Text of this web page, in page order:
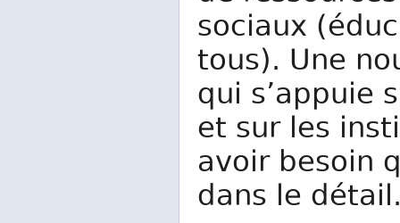
sociaux
tous). Une
qui s’appuie
et sur les
avoir besoin
dans le